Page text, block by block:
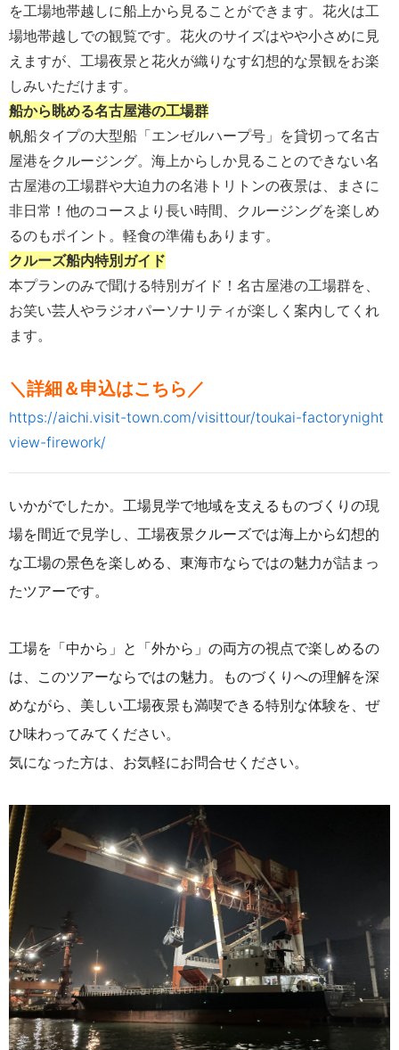
を工場地帯越しに船上から見ることができます。 花火は工
場地帯越しでの観覧です。花火のサイズはやや小さめに見
えますが、工場夜景と花火が織りなす幻想的な景観をお楽
しみいただけます。
船から眺める名古屋港の工場群
帆船タイプの大型船「エンゼルハープ号」を貸切って名古
屋港をクルージング。海上からしか見ることのできない名
古屋港の工場群や大迫力の名港トリトンの夜景は、まさに
非日常！他のコースより長い時間、クルージングを楽しめ
るのもポイント。軽食の準備もあります。
クルーズ船内特別ガイド
本プランのみで聞ける特別ガイド！名古屋港の工場群を、
お笑い芸人やラジオパーソナリティが楽しく案内してくれ
ます。
＼詳細＆申込はこちら／
https://aichi.visit-town.com/visittour/toukai-factorynight
view-firework/
いかがでしたか。工場見学で地域を支えるものづくりの現
場を間近で見学し、工場夜景クルーズでは海上から幻想的
な工場の景色を楽しめる、東海市ならではの魅力が詰まっ
たツアーです。
工場を「中から」と「外から」の両方の視点で楽しめるの
は、このツアーならではの魅力。ものづくりへの理解を深
めながら、美しい工場夜景も満喫できる特別な体験を、ぜ
ひ味わってみてください。
気になった方は、お気軽にお問合せください。